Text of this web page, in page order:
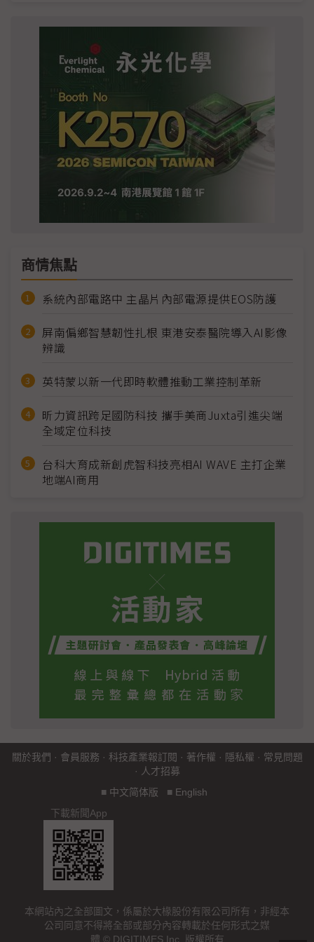
商情焦點
系統內部電路中 主晶片內部電源提供EOS防護
屏南偏鄉智慧韌性扎根 東港安泰醫院導入AI影像
辨識
英特蒙以新一代即時軟體推動工業控制革新
昕力資訊跨足國防科技 攜手美商Juxta引進尖端
全域定位科技
台科大育成新創虎智科技亮相AI WAVE 主打企業
地端AI商用
關於我們 · 會員服務 · 科技產業報訂閱 · 著作權 · 隱私權 · 常見問題
· 人才招募
■ 中文简体版 ■ English
下載新聞App
本網站內之全部圖文，係屬於大椽股份有限公司所有，非經本
公司同意不得將全部或部分內容轉載於任何形式之媒
體 © DIGITIMES Inc. 版權所有